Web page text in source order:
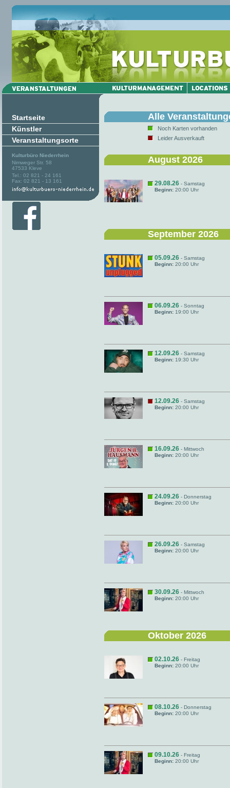
Startseite
Künstler
Veranstaltungsorte
Kulturbüro Niederrhein
Nimweger Str. 58
47533 Kleve
Tel.: 02 821 - 24 161
Fax: 02 821 - 13 161
Alle
Noch Karten vorhanden
Leider Ausverkauft
August 2026
29.08.26 - Samstag
Beginn: 20:00 Uhr
September 2026
05.09.26 - Samstag
Beginn: 20:00 Uhr
06.09.26 - Sonntag
Beginn: 19:00 Uhr
12.09.26 - Samstag
Beginn: 19:30 Uhr
12.09.26 - Samstag
Beginn: 20:00 Uhr
16.09.26 - Mittwoch
Beginn: 20:00 Uhr
24.09.26 - Donnerstag
Beginn: 20:00 Uhr
26.09.26 - Samstag
Beginn: 20:00 Uhr
30.09.26 - Mittwoch
Beginn: 20:00 Uhr
Oktober 2026
02.10.26 - Freitag
Beginn: 20:00 Uhr
08.10.26 - Donnerstag
Beginn: 20:00 Uhr
09.10.26 - Freitag
Beginn: 20:00 Uhr